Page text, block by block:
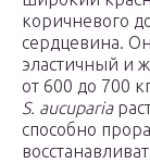
коричневого
сердцевина.
эластичный и
от 600 до 700
S. aucuparia
способно